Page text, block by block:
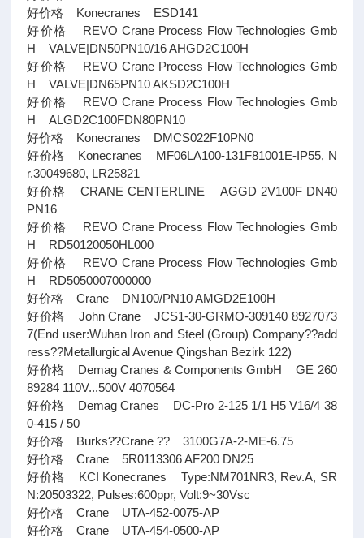
好价格 Konecranes ESD141
好价格 REVO Crane Process Flow Technologies Gmb
H VALVE|DN50PN10/16 AHGD2C100H
好价格 REVO Crane Process Flow Technologies Gmb
H VALVE|DN65PN10 AKSD2C100H
好价格 REVO Crane Process Flow Technologies Gmb
H ALGD2C100FDN80PN10
好价格 Konecranes DMCS022F10PN0
好价格 Konecranes MF06LA100-131F81001E-IP55, N
r.30049680, LR25821
好价格 CRANE CENTERLINE AGGD 2V100F DN40
PN16
好价格 REVO Crane Process Flow Technologies Gmb
H RD50120050HL000
好价格 REVO Crane Process Flow Technologies Gmb
H RD5050007000000
好价格 Crane DN100/PN10 AMGD2E100H
好价格 John Crane JCS1-30-GRMO-309140 8927073
7(End user:Wuhan Iron and Steel (Group) Company??add
ress??Metallurgical Avenue Qingshan Bezirk 122)
好价格 Demag Cranes & Components GmbH GE 260
89284 110V...500V 4070564
好价格 Demag Cranes DC-Pro 2-125 1/1 H5 V16/4 38
0-415 / 50
好价格 Burks??Crane ?? 3100G7A-2-ME-6.75
好价格 Crane 5R0113306 AF200 DN25
好价格 KCI Konecranes Type:NM701NR3, Rev.A, SR
N:20503322, Pulses:600ppr, Volt:9~30Vsc
好价格 Crane UTA-452-0075-AP
好价格 Crane UTA-454-0500-AP